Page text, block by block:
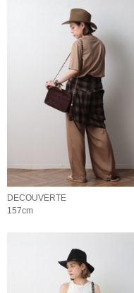
DECOUVERTE
157cm